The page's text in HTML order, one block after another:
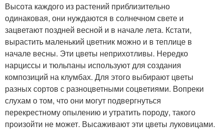
Высота каждого из растений приблизительно
одинаковая, они нуждаются в солнечном свете и
зацветают поздней весной и в начале лета. Кстати,
вырастить маленький цветник можно и в теплице в
начале весны. Эти цветы неприхотливы. Нередко
нарциссы и тюльпаны используют для создания
композиций на клумбах. Для этого выбирают цветы
разных сортов с разноцветными соцветиями. Вопреки
слухам о том, что они могут подвергнуться
перекрестному опылению и утратить породу, такого
произойти не может. Высаживают эти цветы луковицами.